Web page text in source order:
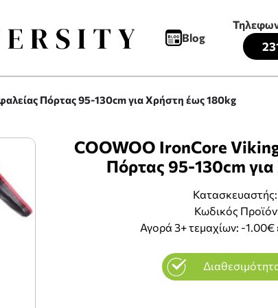
Blog
Πόρτας 95-130cm για Χρήστη έως 180kg
COOWOO IronCore
Πόρτας 95-130cm
Κατασκευαστής:
Κωδικός
Αγορά 3+ τεμαχίων: -